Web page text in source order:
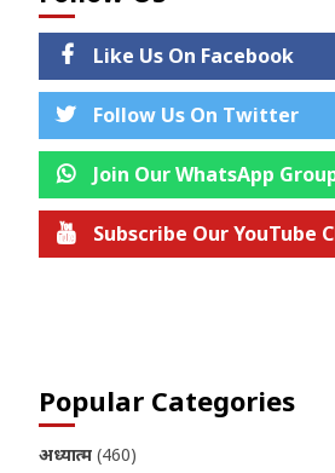
Like Us On Facebook
Follow Us On Twitter
Join Our WhatsApp
Subscribe Our YouTube
Popular Categories
अध्यात्म (460)